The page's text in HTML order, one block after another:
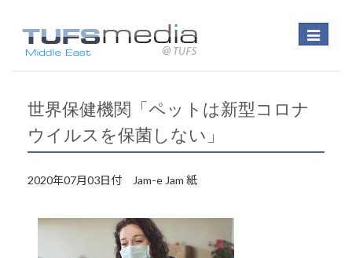
Toggle
世界保健機関「ペットは新型コロナ
ウイルスを保菌しない」
2020年07月03日付 Jam-e Jam 紙